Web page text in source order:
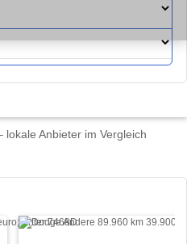
lokale Anbieter im Vergleich